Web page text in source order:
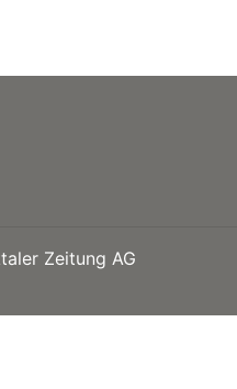
Zeitung AG